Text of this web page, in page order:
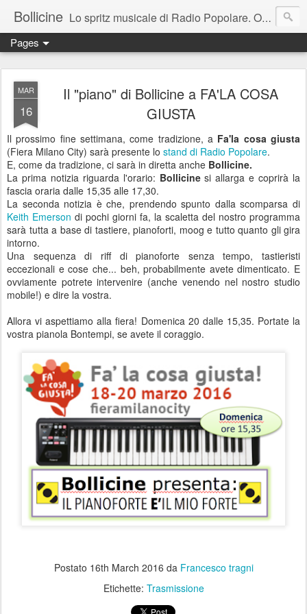
Bollicine Lo spritz musicale di Radio Popolare. Ogni domenica dalle 16.30 alle 17.30
Pages
MAR
16
Il "piano" di Bollicine a FA'LA COSA
GIUSTA
Il prossimo fine settimana, come tradizione, a Fa'la cosa giusta
(Fiera Milano City) sarà presente lo stand di Radio Popolare.
E, come da tradizione, ci sarà in diretta anche Bollicine.
La prima notizia riguarda l'orario: Bollicinesi allarga e coprirà la
fascia oraria dalle 15,35 alle 17,30.
La seconda notizia è che, prendendo spunto dalla scomparsa di
Keith Emerson di pochi giorni fa, la scaletta del nostro programma
sarà tutta a base di tastiere, pianoforti, moog e tutto quanto gli gira
intorno.
Una sequenza di riff di pianoforte senza tempo, tastieristi
eccezionali e cose che... beh, probabilmente avete dimenticato. E
ovviamente potrete intervenire (anche venendo nel nostro studio
mobile!) e dire la vostra.
Allora vi aspettiamo alla fiera! Domenica 20 dalle 15,35. Portate la
vostra pianola Bontempi, se avete il coraggio.
Postato 16th March 2016 da Francesco tragni
Etichette: Trasmissione